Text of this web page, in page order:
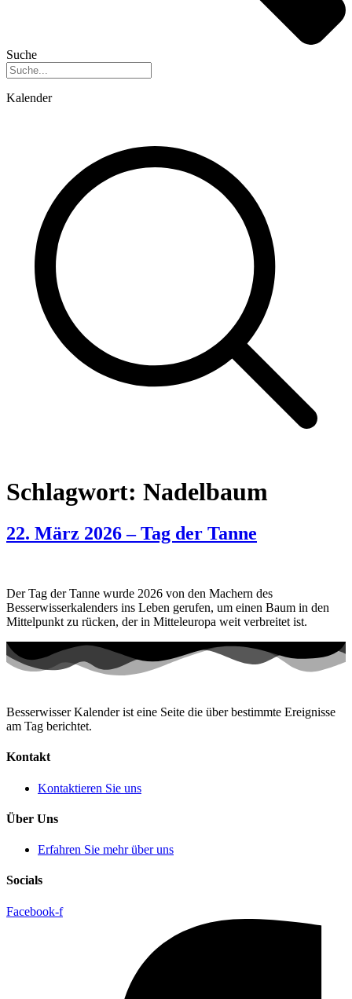
Suche
Kalender
Schlagwort: Nadelbaum
22. März 2026 – Tag der Tanne
Der Tag der Tanne wurde 2026 von den Machern des
Besserwisserkalenders ins Leben gerufen, um einen Baum in den
Mittelpunkt zu rücken, der in Mitteleuropa weit verbreitet ist.
Besserwisser Kalender ist eine Seite die über bestimmte Ereignisse
am Tag berichtet.
Kontakt
Kontaktieren Sie uns
Über Uns
Erfahren Sie mehr über uns
Socials
Facebook-f